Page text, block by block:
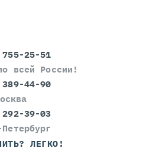
25-51
всей России!
44-90
39-03
ЛЕГКО!